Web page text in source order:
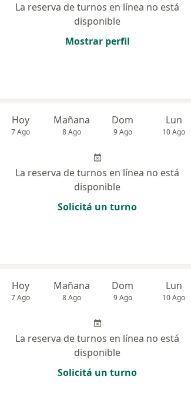
La reserva de turnos en línea no está
disponible
Mostrar perfil
Hoy
7 Ago
Mañana
8 Ago
Dom
9 Ago
Lun
10 Ago
La reserva de turnos en línea no está
disponible
Solicitá un turno
Hoy
7 Ago
Mañana
8 Ago
Dom
9 Ago
Lun
10 Ago
La reserva de turnos en línea no está
disponible
Solicitá un turno